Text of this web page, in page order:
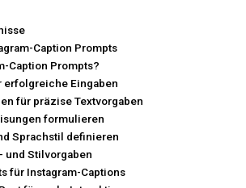
Caption Prompts
Caption Prompts?
erfolgreiche Eingaben
für präzise Textvorgaben
formulieren
Sprachstil definieren
und Stilvorgaben
für Instagram-Captions